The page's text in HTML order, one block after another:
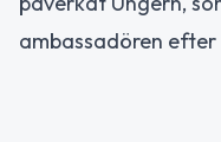
ambassadören